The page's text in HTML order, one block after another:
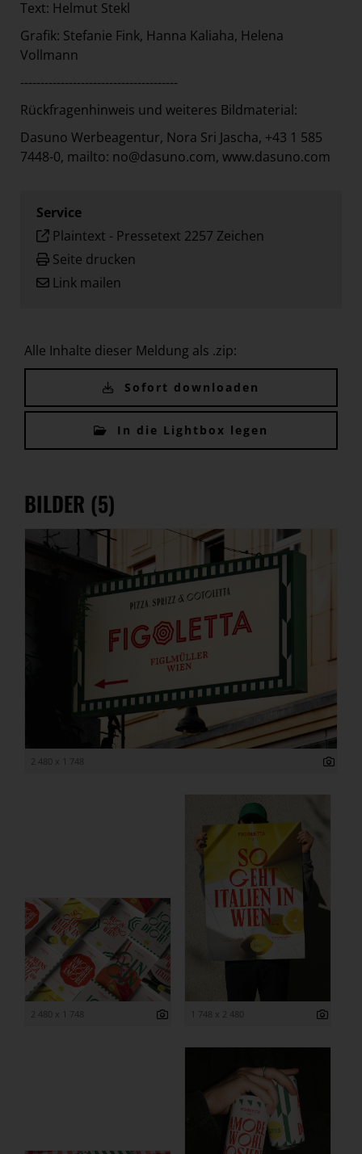
Text: Helmut Stekl
Grafik: Stefanie Fink, Hanna Kaliaha, Helena
Vollmann
---------------------------------------
Rückfragenhinweis und weiteres Bildmaterial:
Dasuno Werbeagentur, Nora Sri Jascha, +43 1 585
7448-0, mailto: no@dasuno.com, www.dasuno.com
Service
Plaintext - Pressetext 2257 Zeichen
Seite drucken
Link mailen
Alle Inhalte dieser Meldung als .zip:
Sofort downloaden
In die Lightbox legen
BILDER (5)
2 480 x 1 748
2 480 x 1 748 1 748 x 2 480